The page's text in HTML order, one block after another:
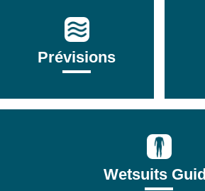
Prévisions
Wetsuits